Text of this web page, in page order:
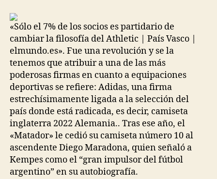
«Sólo el 7% de los socios es partidario de
cambiar la filosofía del Athletic | País Vasco |
elmundo.es». Fue una revolución y se la
tenemos que atribuir a una de las más
poderosas firmas en cuanto a equipaciones
deportivas se refiere: Adidas, una firma
estrechísimamente ligada a la selección del
país donde está radicada, es decir, camiseta
inglaterra 2022 Alemania.. Tras ese año, el
«Matador» le cedió su camiseta número 10 al
ascendente Diego Maradona, quien señaló a
Kempes como el “gran impulsor del fútbol
argentino” en su autobiografía.